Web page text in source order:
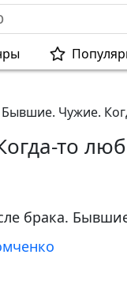
Бывшие. Чужие.
то
брака.